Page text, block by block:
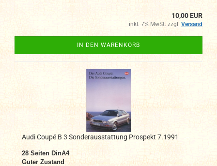
10,00 EUR
inkl. 7% MwSt. zzgl. Versand
IN DEN WARENKORB
Audi Coupé B 3 Sonderausstattung Prospekt 7.1991
28 Seiten DinA4
Guter Zustand